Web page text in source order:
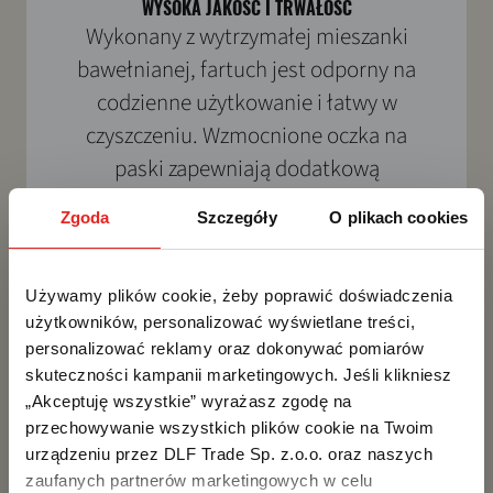
Zgoda Szczegóły O plikach cookies
Używamy plików cookie, żeby poprawić doświadczenia
użytkowników, personalizować wyświetlane treści,
personalizować reklamy oraz dokonywać pomiarów
skuteczności kampanii marketingowych. Jeśli klikniesz
„Akceptuję wszystkie” wyrażasz zgodę na
przechowywanie wszystkich plików cookie na Twoim
urządzeniu przez DLF Trade Sp. z.o.o. oraz naszych
zaufanych partnerów marketingowych w celu
WYSOKA JAKOŚĆ I TRWAŁOŚĆ
Wykonany z wytrzymałej mieszanki
bawełnianej, fartuch jest odporny na
codzienne użytkowanie i łatwy w
czyszczeniu. Wzmocnione oczka na
paski zapewniają dodatkową
trwałość, gwarantując długie
użytkowanie.